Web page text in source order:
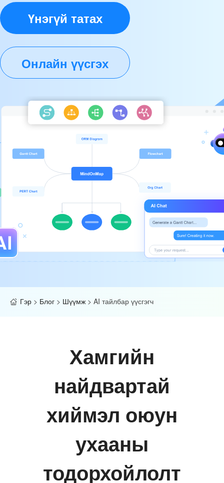
Үнэгүй татах
Онлайн үүсгэх
Гэр > Блог > Шүүмж > AI тайлбар үүсгэгч
Хамгийн
найдвартай
хиймэл оюун
ухааны
тодорхойлолт